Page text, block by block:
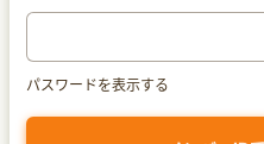
パスワードを表示する